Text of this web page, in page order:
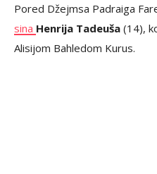
Pored Džejmsa Padraiga
sina Henrija Tadeuša (14),
Alisijom Bahledom Kurus.